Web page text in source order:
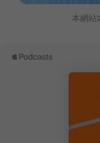
本網站